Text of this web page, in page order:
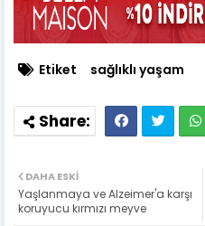
Etiket sağlıklı yaşam
DAHA ESKI
Yaşlanmaya ve Alzeimer'a karşı
koruyucu kırmızı meyve